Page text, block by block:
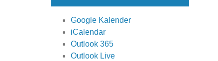
Google Kalender
iCalendar
Outlook 365
Outlook Live